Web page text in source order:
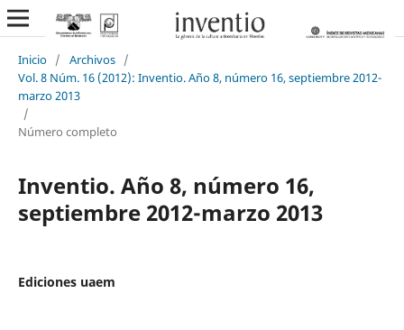
Inicio / Archivos /
Vol. 8 Núm. 16 (2012): Inventio. Año 8, número 16, septiembre 2012-
marzo 2013
/
Número completo
Inventio. Año 8, número 16,
septiembre 2012-marzo 2013
Ediciones uaem